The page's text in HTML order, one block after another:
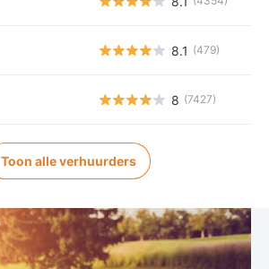
8.1 (479)
8 (7427)
Toon alle verhuurders